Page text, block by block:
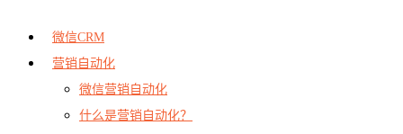
微信CRM
营销自动化
微信营销自动化
什么是营销自动化？